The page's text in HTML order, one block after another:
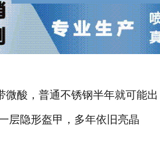
微酸，普通不锈钢半年就可能出
层隐形盔甲，多年依旧亮晶